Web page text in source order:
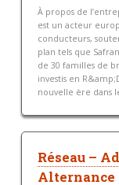
À propos de
est un acteur
conducteurs,
plan tels que
de 30 familles de
investis en
nouvelle ère dans
Réseau –
Alternance